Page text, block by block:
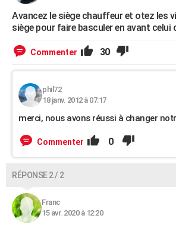
Avancez le siège chauffeur et otez les
siège pour faire basculer en avant celui
Commenter 30
phil72
18 janv. 2012 à 07:17
merci, nous avons réussi à changer
Commenter 0
RÉPONSE 2 / 2
Franc
15 avr. 2020 à 12:20